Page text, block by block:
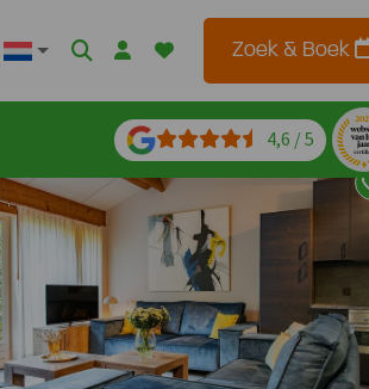
Zoek & Boek
4,6 / 5